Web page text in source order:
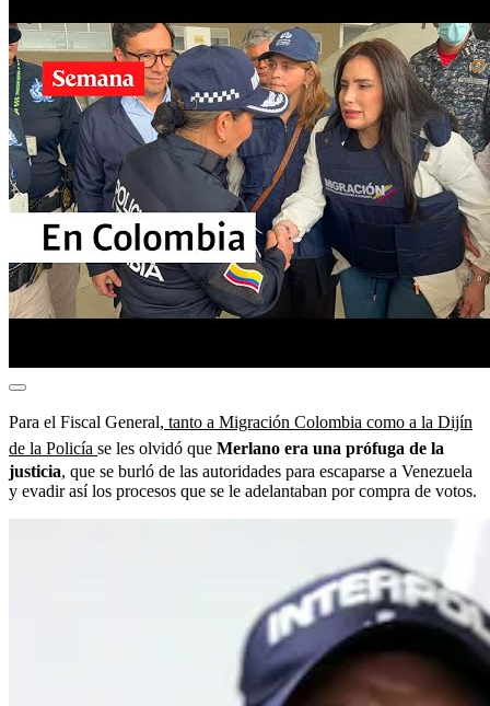
Para el Fiscal General, tanto a Migración Colombia como a la Dijín
de la Policía se les olvidó que Merlano era una prófuga de la
justicia, que se burló de las autoridades para escaparse a Venezuela
y evadir así los procesos que se le adelantaban por compra de votos.